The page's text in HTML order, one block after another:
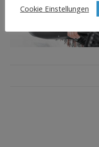
Cookie Einstellungen